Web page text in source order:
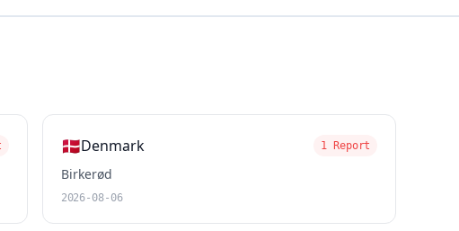
🇩🇰Denmark 1 Report
Birkerød
2026-08-06